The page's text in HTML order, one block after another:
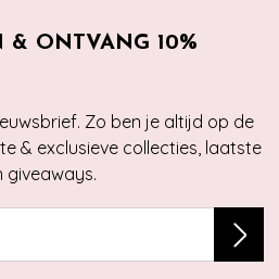
& ONTVANG 10%
Zo ben je altijd op de
& exclusieve collecties, laatste
giveaways.